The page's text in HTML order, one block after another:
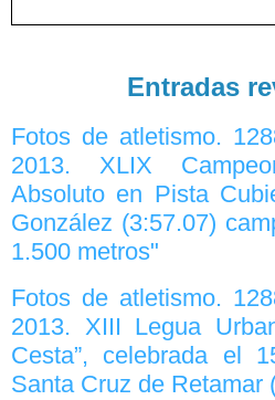
Entradas
Fotos de atletismo.
2013. XLIX
Absoluto en Pista
González (3:57.07)
1.500 metros"
Fotos de atletismo.
2013. XIII Legua
Cesta”, celebrada el
Santa Cruz de Retamar